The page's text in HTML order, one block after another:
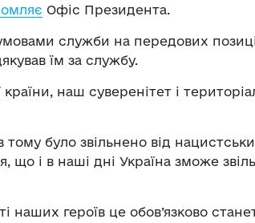
Офіс Президента.
служби на передових
їм за службу.
наш суверенітет і
було звільнено від
що і в наші дні Україна зможе
наших героїв це обов’язково